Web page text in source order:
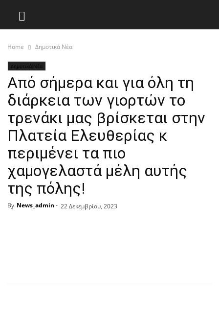
Home Δημοτικά Νέα
Δημοτικά Νέα
Από σήμερα και για όλη τη
διάρκεια των γιορτών το
τρενάκι μας βρίσκεται στην
Πλατεία Ελευθερίας κ
περιμένει τα πιο
χαμογελαστά μέλη αυτής
της πόλης!
By News_admin - 22 Δεκεμβρίου, 2023